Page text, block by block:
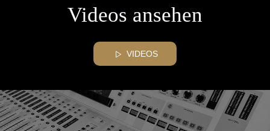
Videos ansehen
VIDEOS